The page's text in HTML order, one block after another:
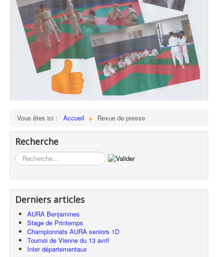
Vous êtes ici : Accueil Revue de presse
Recherche
Rechercher
Derniers articles
AURA Benjamines
Stage de Printemps
Championnats AURA seniors 1D
Tournoi de Vienne du 13 avril
Inter départementaux